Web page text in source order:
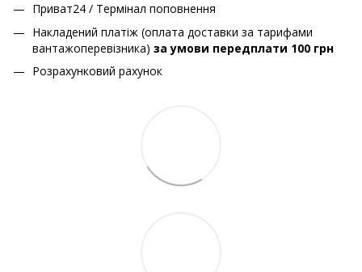
Приват24 / Термінал поповнення
Накладений платіж (оплата доставки за тарифами
вантажоперевізника) за умови передплати 100 грн
Розрахунковий рахунок